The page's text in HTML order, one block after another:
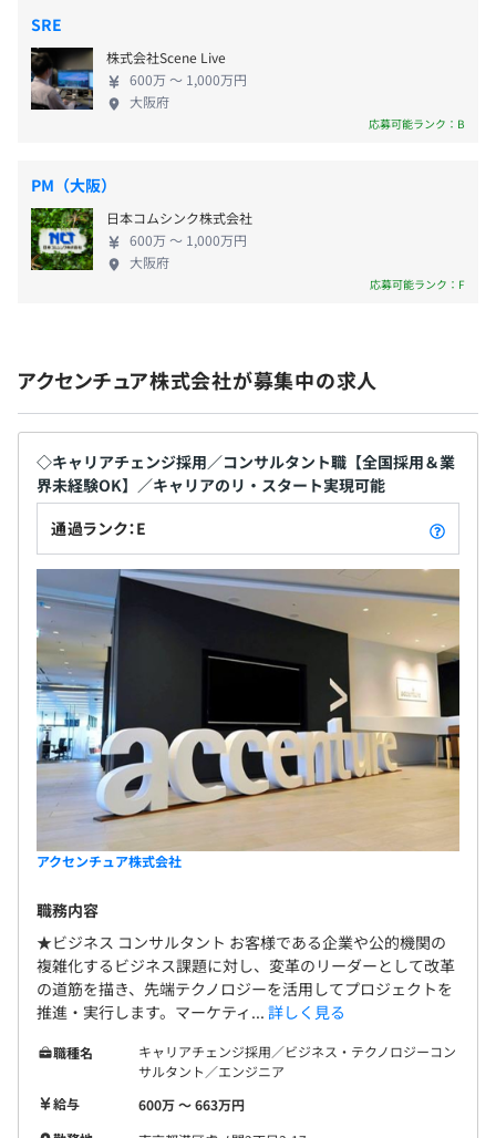
SRE
株式会社Scene Live
600万 〜 1,000万円
大阪府
応募可能ランク：B
PM（大阪）
日本コムシンク株式会社
600万 〜 1,000万円
大阪府
応募可能ランク：F
アクセンチュア株式会社が募集中の求人
◇キャリアチェンジ採用／コンサルタント職【全国採用＆業
界未経験OK】／キャリアのリ・スタート実現可能
通過ランク：E
アクセンチュア株式会社
職務内容
★ビジネス コンサルタント お客様である企業や公的機関の
複雑化するビジネス課題に対し、変革のリーダーとして改革
の道筋を描き、先端テクノロジーを活用してプロジェクトを
推進・実行します。マーケティ... 詳しく見る
職種名
キャリアチェンジ採用／ビジネス・テクノロジーコン
サルタント／エンジニア
給与
600万 〜 663万円